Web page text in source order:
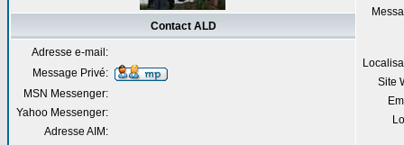
Site
Contact ALD
Adresse e-mail:
Message Privé:
MSN Messenger:
Yahoo Messenger:
Adresse AIM: